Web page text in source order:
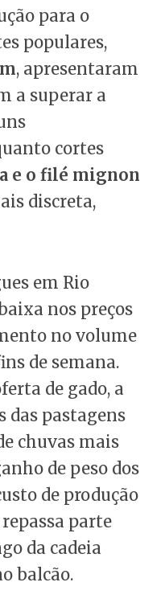
para o
populares,
, apresentaram
a superar a
cortes
e o filé mignon
discreta,
em Rio
nos preços
no volume
de semana.
de gado, a
das pastagens
chuvas mais
de peso dos
de produção
parte
da cadeia
balcão.